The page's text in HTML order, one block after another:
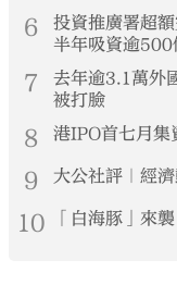
6
投資推廣署超
半年吸資逾500
7
去年逾3.1萬外
被打臉
8 港IPO首七月
9 大公社評｜經
10 「白海豚」來